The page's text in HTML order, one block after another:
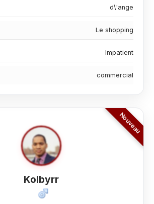
d\'ange
Le shopping
Impatient
commercial
Kolbyrr